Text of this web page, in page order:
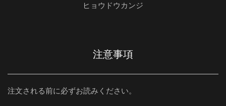
ヒョウドウカンジ
注意事項
注文される前に必ずお読みください。